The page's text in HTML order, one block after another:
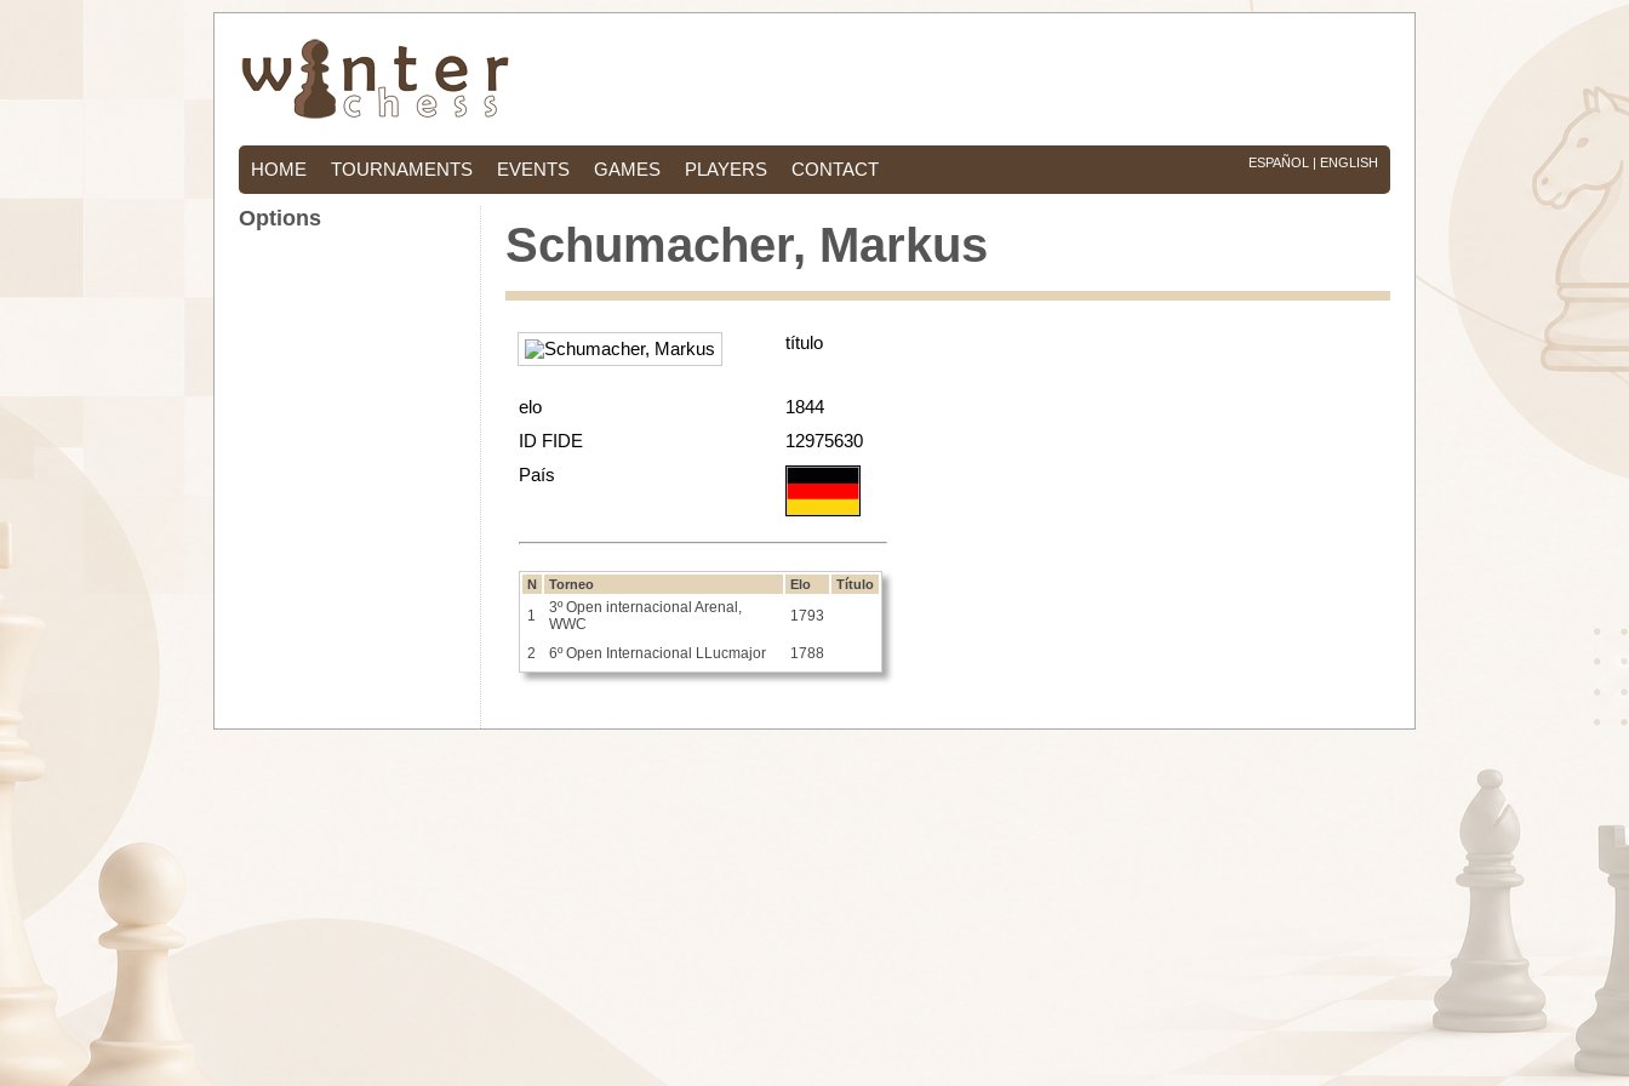
HOME TOURNAMENTS EVENTS GAMES PLAYERS CONTACT ESPAÑOL | ENGLISH
Schumacher, Markus
título
elo
1844
ID FIDE
12975630
País
N Torneo Elo Título
1
3º Open internacional Arenal,
WWC
1793
2 6º Open Internacional LLucmajor 1788
Options